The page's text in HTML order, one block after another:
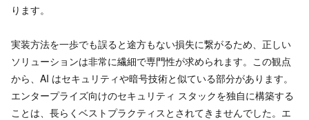
ります。
実装方法を一歩でも誤ると途方もない損失に繋がるため、正しい
ソリューションは非常に繊細で専門性が求められます。この観点
から、AI はセキュリティや暗号技術と似ている部分があります。
エンタープライズ向けのセキュリティ スタックを独自に構築する
ことは、長らくベストプラクティスとされてきませんでした。エ